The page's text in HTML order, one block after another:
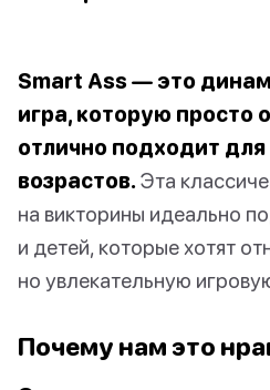
Smart Ass — это
игра, которую просто
отлично подходит
возрастов. Эта
на викторины идеально
и детей, которые хотят
но увлекательную
Почему нам это